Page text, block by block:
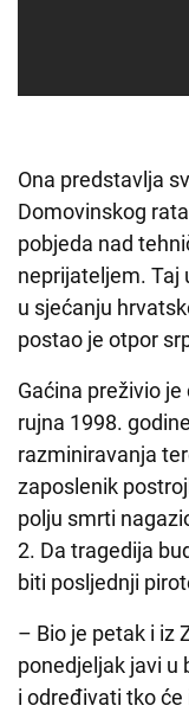
Ona predstavlja
Domovinskog
pobjeda nad
neprijateljem. Taj
u sjećanju
postao je otpor
Gaćina preživio
rujna 1998.
razminiravanja
zaposlenik
polju smrti
2. Da tragedija
biti posljednji
– Bio je petak i iz
ponedjeljak javi u
i određivati tko će